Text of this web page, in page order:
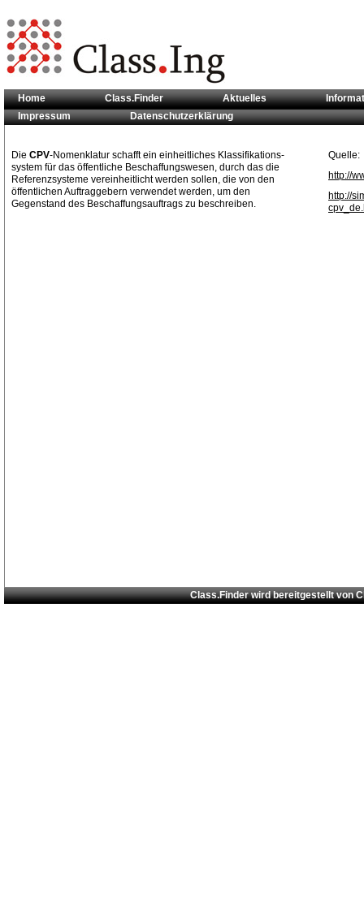
Sie sind hier:Klassifikationsstandards>> CPV
Home Class.Finder Aktuelles
Impressum
Datenschutzerklärung
Die CPV-Nomenklatur schafft ein einheitliches Klassifikations-
system für das öffentliche Beschaffungswesen, durch das die
Referenzsysteme vereinheitlicht werden sollen, die von den
öffentlichen Auftraggebern verwendet werden, um den
Gegenstand des Beschaffungsauftrags zu beschreiben.
Quelle:
http://
http://
Class.Finder wird bereitgestellt von